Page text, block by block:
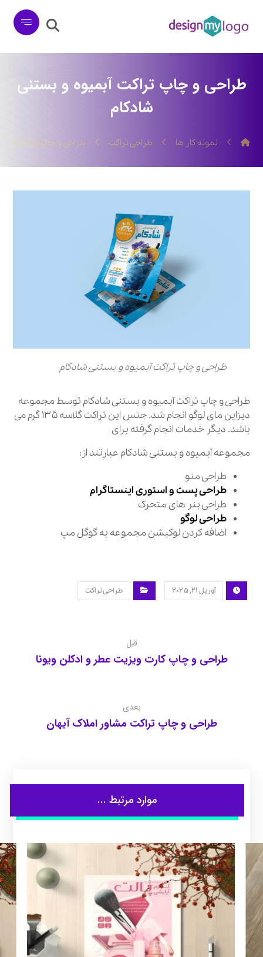
طراحی و چاپ تراکت آبمیوه و بستنی
شادکام
نمونه کار ها طراحی تراکت طراحی و چاپ تراکت
طراحی و چاپ تراکت آبمیوه و بستنی شادکام
طراحی و چاپ تراکت آبمیوه و بستنی شادکام توسط مجموعه
دیزاین مای لوگو انجام شد. جنس این تراکت گلاسه ۱۳۵ گرم می
باشد. دیگر خدمات انجام گرفته برای
مجموعه آبمیوه و بستنی شادکام عبارتند از:
طراحی منو
طراحی پست و استوری اینستاگرام
طراحی بنر های متحرک
طراحی لوگو
اضافه کردن لوکیشن مجموعه به گوگل مپ
آوریل ۲۱, ۲۰۲۵ طراحی تراکت
قبل
طراحی و چاپ کارت ویزیت عطر و ادکلن ویونا
بعدی
طراحی و چاپ تراکت مشاور املاک آیهان
موارد مرتبط ...